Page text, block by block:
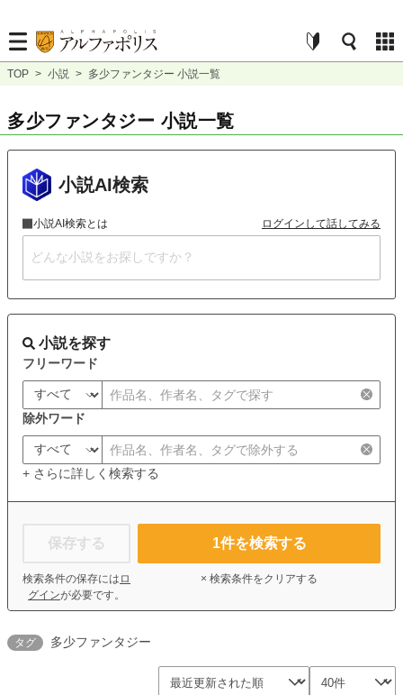
TOP > 小説 > 多少ファンタジー 小説一覧
多少ファンタジー 小説一覧
小説AI検索
小説AI検索とは ログインして話してみる
小説を探す
フリーワード
除外ワード
+ さらに詳しく検索する
保存する
検索条件の保存には ロ
グインが必要です。
1件を検索する
× 検索条件をクリアする
タグ 多少ファンタジー